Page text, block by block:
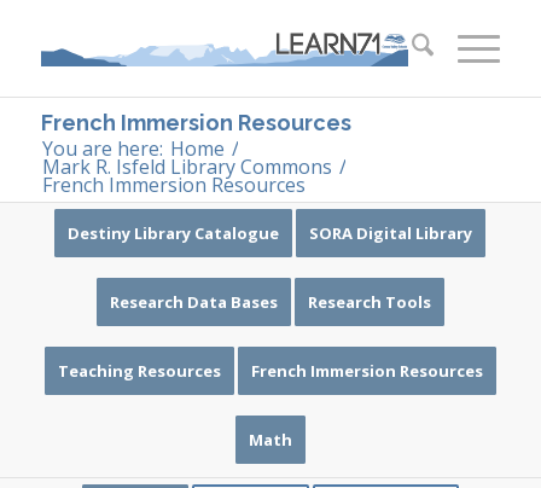
French Immersion Resources
You are here: Home /
Mark R. Isfeld Library Commons /
French Immersion Resources
Destiny Library Catalogue SORA Digital Library
Research Data Bases Research Tools
Teaching Resources French Immersion Resources
Math